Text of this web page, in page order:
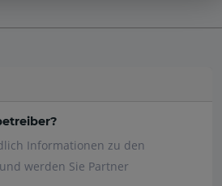
Informationen zu den
werden Sie Partner